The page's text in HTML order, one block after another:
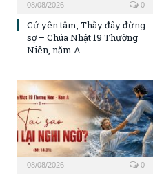
08/08/2026 0
Cứ yên tâm, Thầy đây đừng
sợ – Chúa Nhật 19 Thường
Niên, năm A
08/08/2026 0